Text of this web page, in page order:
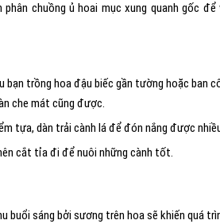
chuồng ủ hoai mục xung quanh gốc
trồng hoa đậu biếc gần tường hoặc ban
che mát cũng được.
tựa, dàn trải cành lá để đón nắng được
cắt tỉa đi để nuôi những cành tốt.
sáng bởi sương trên hoa sẽ khiến quá